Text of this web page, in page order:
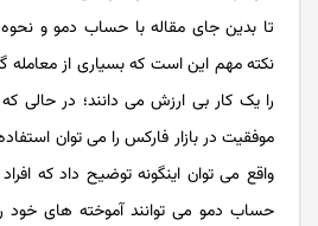
تا بدین جای مقاله با حساب دمو و نحوه
نکته مهم این است که بسیاری از
را یک کار بی ارزش می دانند؛ در حالی
موفقیت در بازار فارکس را می توان
واقع می توان اینگونه توضیح داد که
حساب دمو می توانند آموخته های خود